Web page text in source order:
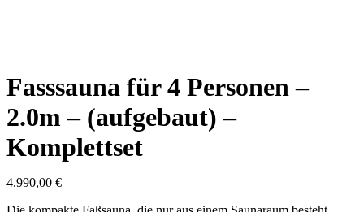
Fasssauna für 4 Personen –
2.0m – (aufgebaut) –
Komplettset
4.990,00 €